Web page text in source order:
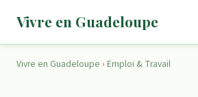
Vivre en Guadeloupe
Vivre en Guadeloupe › Emploi & Travail